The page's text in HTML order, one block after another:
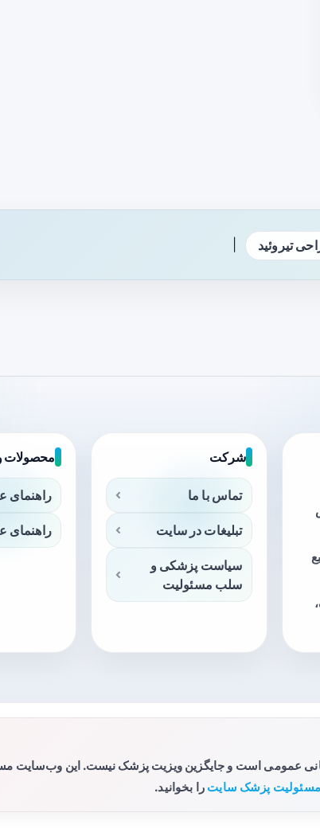
تیروئید
شرکت
تماس با ما
تبلیغات در سایت
سیاست پزشکی و
سلب مسئولیت
محصولات
راهنمای
راهنمای
عمومی است و جایگزین ویزیت پزشک نیست. این وب‌سایت
پزشک سایت را بخوانید.